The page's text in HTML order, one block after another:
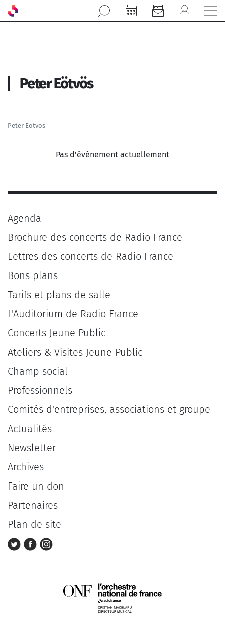
Aller au contenu principal
Peter Eötvös
Peter Eötvös
Pas d'évènement actuellement
Agenda
Brochure des concerts de Radio France
Lettres des concerts de Radio France
Bons plans
Tarifs et plans de salle
L'Auditorium de Radio France
Concerts Jeune Public
Ateliers & Visites Jeune Public
Champ social
Professionnels
Comités d'entreprises, associations et groupe
Actualités
Newsletter
Archives
Faire un don
Partenaires
Plan de site